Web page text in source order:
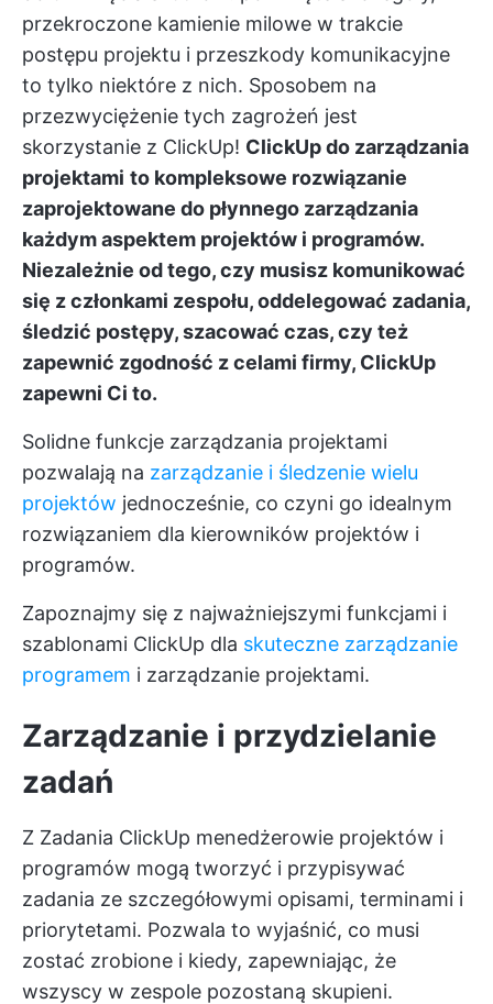
przekroczone kamienie milowe w trakcie
postępu projektu i przeszkody komunikacyjne
to tylko niektóre z nich. Sposobem na
przezwyciężenie tych zagrożeń jest
skorzystanie z ClickUp! ClickUp do zarządzania
projektami to kompleksowe rozwiązanie
zaprojektowane do płynnego zarządzania
każdym aspektem projektów i programów.
Niezależnie od tego, czy musisz komunikować
się z członkami zespołu, oddelegować zadania,
śledzić postępy, szacować czas, czy też
zapewnić zgodność z celami firmy, ClickUp
zapewni Ci to.
Solidne funkcje zarządzania projektami
pozwalają na zarządzanie i śledzenie wielu
projektów jednocześnie, co czyni go idealnym
rozwiązaniem dla kierowników projektów i
programów.
Zapoznajmy się z najważniejszymi funkcjami i
szablonami ClickUp dla skuteczne zarządzanie
programem i zarządzanie projektami.
Zarządzanie i przydzielanie
zadań
Z Zadania ClickUp menedżerowie projektów i
programów mogą tworzyć i przypisywać
zadania ze szczegółowymi opisami, terminami i
priorytetami. Pozwala to wyjaśnić, co musi
zostać zrobione i kiedy, zapewniając, że
wszyscy w zespole pozostaną skupieni.